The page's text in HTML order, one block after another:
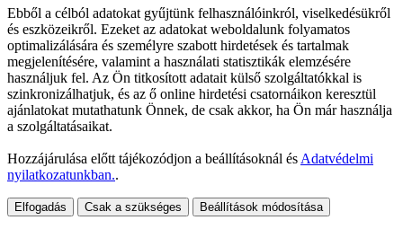
Ebből a célból adatokat gyűjtünk felhasználóinkról, viselkedésükről
és eszközeikről. Ezeket az adatokat weboldalunk folyamatos
optimalizálására és személyre szabott hirdetések és tartalmak
megjelenítésére, valamint a használati statisztikák elemzésére
használjuk fel. Az Ön titkosított adatait külső szolgáltatókkal is
szinkronizálhatjuk, és az ő online hirdetési csatornáikon keresztül
ajánlatokat mutathatunk Önnek, de csak akkor, ha Ön már használja
a szolgáltatásaikat.
Hozzájárulása előtt tájékozódjon a beállításoknál és Adatvédelmi
nyilatkozatunkban..
Elfogadás Csak a szükséges Beállítások módosítása